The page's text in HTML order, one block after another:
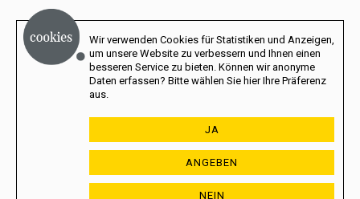
Wir verwenden Cookies für Statistiken und Anzeigen,
um unsere Website zu verbessern und Ihnen einen
besseren Service zu bieten. Können wir anonyme
Daten erfassen? Bitte wählen Sie hier Ihre Präferenz
aus.
JA
ANGEBEN
NEIN